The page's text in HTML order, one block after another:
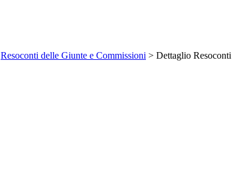
Resoconti delle Giunte e Commissioni > Dettaglio Resoconti